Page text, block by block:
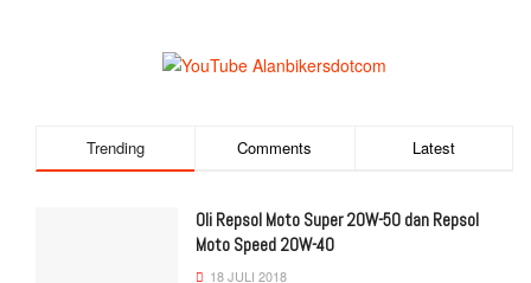
Trending Comments Latest
Oli Repsol Moto Super 20W-50 dan Repsol
Moto Speed 20W-40
18 JULI 2018